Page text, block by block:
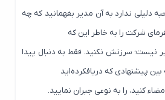
ندارد به آن مدیر بفهمانید که چه
را به خاطر این که
سرزنش نکنید. فقط به دنبال پیدا
که دریافکرده‌اید
را به نوعی جبران نمایید.